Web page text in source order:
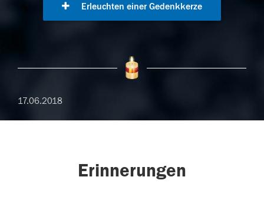
Erleuchten einer Gedenkkerze
17.06.2018
Erinnerungen